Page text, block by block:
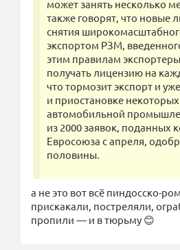
может занять несколько
также говорят, что новые
снятия
экспортом РЗМ,
этим правилам
получать лицензию на
что тормозит экспорт и
и приостановке
автомобильной
из 2000 заявок, поданных
Евросоюза с апреля,
половины.
а не это вот всё пиндосско-
прискакали, постреляли,
пропили — и в тюрьму 😊